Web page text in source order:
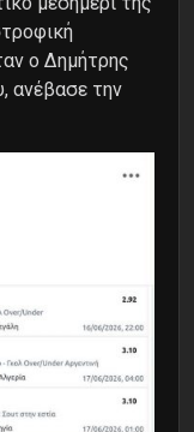
ο Δημήτρης
ανέβασε την